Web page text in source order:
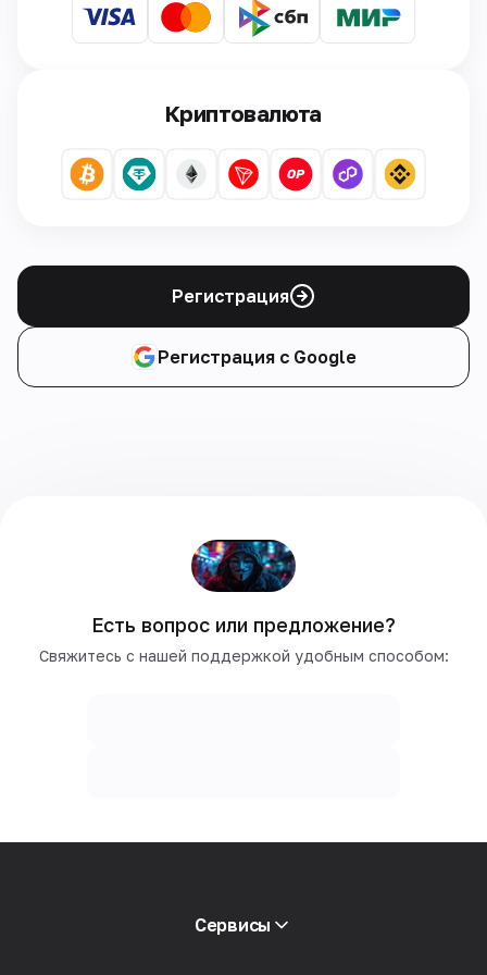
Криптовалюта
Регистрация
Регистрация с Google
Есть вопрос или предложение?
Свяжитесь с нашей поддержкой удобным способом:
Сервисы